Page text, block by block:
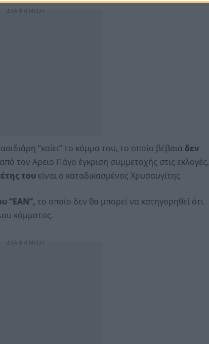
“καίει” το κόμμα του, το οποίο βέβαιαδεν
τον Αρειο Πάγο έγκριση συμμετοχής στις εκλογές,
του είναι ο καταδικασμένος Χρυσαυγίτης
“ΕΑΝ”, το οποίο δεν θα μπορεί να κατηγορηθεί ότι
κόμματος.